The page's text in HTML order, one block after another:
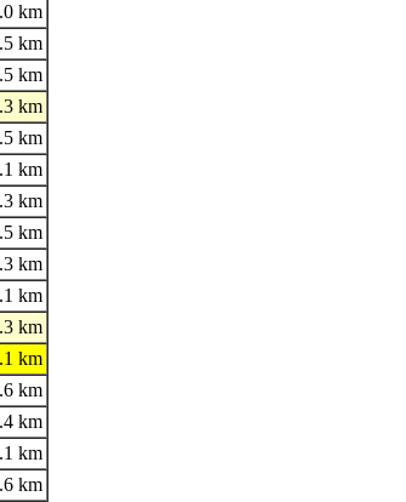
km
km
km
km
km
km
km
km
km
km
km
km
km
km
km
km